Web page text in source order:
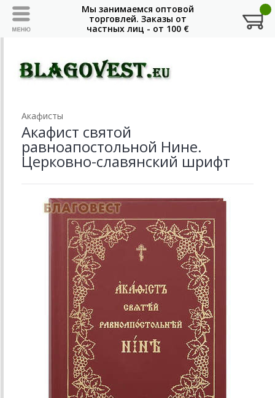
Акафисты
Акафист святой
равноапостольной Нине.
Церковно-славянский шрифт